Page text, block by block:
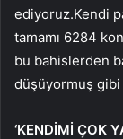
ediyoruz.Kendi
tamamı 6284
bu bahislerden
düşüyormuş
‘KENDİMİ ÇOK